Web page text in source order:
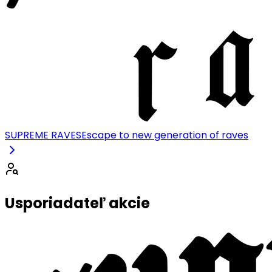
SUPREME RAVESEscape to new generation of raves
Usporiadateľ akcie